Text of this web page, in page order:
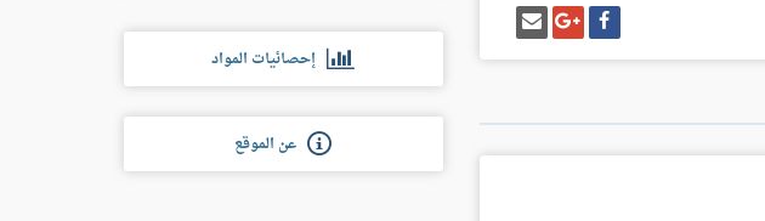
شارك
على
فيسبوك
شارك
على
غوغل
بلس
إرسل
إيميل
إحصائيات المواد
عن الموقع